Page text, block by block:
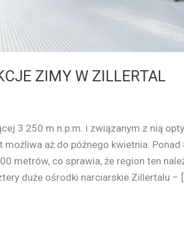
ZIMY W ZILLERTAL
3 250 m n.p.m. i związanym z nią
możliwa aż do późnego kwietnia.
metrów, co sprawia, że region ten
duże ośrodki narciarskie Zillertalu –